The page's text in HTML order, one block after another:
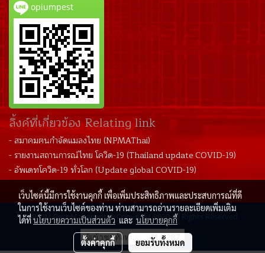
opiumpest
ลิ้งค์ที่เกี่ยวข้อง Relating link
- สมาคมฅนกำจัดแมลงไทย (NPMAThai)
- รายงานสถานการณ์ไทย โควิด-19 (Thailand update COVID-19)
- อัพเดทโควิด-19 ทั่วโลก (Update global COVID-19)
OPIUM Pest Managent © Copyright 2020 All Rights Reserved.
ผู้เข้าชมวันนี้ 16
เว็บไซต์นี้มีการใช้งานคุกกี้ เพื่อเพิ่มประสิทธิภาพและประสบการณ์ที่ดี
ในการใช้งานเว็บไซต์ของท่าน ท่านสามารถอ่านรายละเอียดเพิ่มเติม
ได้ที่นโยบายความเป็นส่วนตัว และ นโยบายคุกกี้
ตั้งค่าคุกกี้ ยอมรับทั้งหมด